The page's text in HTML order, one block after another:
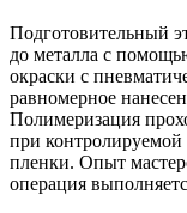
Подготовительный
до металла с
окраски с
равномерное
Полимеризация
при контролируемой
пленки. Опыт
операция